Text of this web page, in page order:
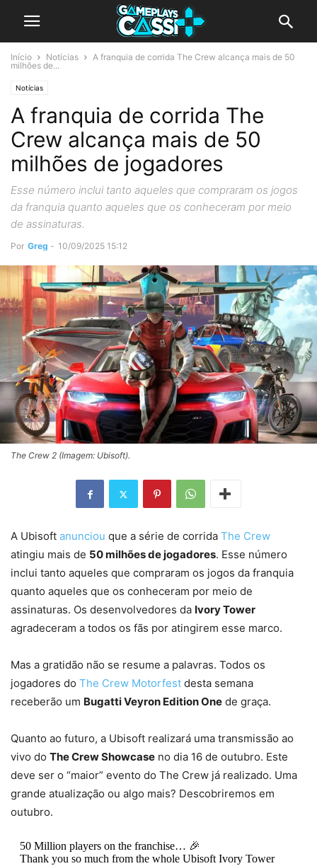
Início Notícias
A franquia de corrida The Crew alcança mais de 50
milhões de...
Notícias
A franquia de corrida The
Crew alcança mais de 50
milhões de jogadores
Esse número inclui tanto aqueles que compraram os jogos
da franquia quanto aqueles que os conheceram por meio
de assinaturas.
Por Greg - 10/09/2025 15:12
The Crew 2 (Imagem: Ubisoft).
A Ubisoft anunciou que a série de corrida The Crew
atingiu mais de 50 milhões de jogadores. Esse número
inclui tanto aqueles que compraram os jogos da franquia
quanto aqueles que os conheceram por meio de
assinaturas. Os desenvolvedores da Ivory Tower
agradeceram a todos os fãs por atingirem esse marco.
Mas a gratidão não se resume a palavras. Todos os
jogadores do The Crew Motorfest desta semana
receberão um Bugatti Veyron Edition One de graça.
Quanto ao futuro, a Ubisoft realizará uma transmissão ao
vivo do The Crew Showcase no dia 16 de outubro. Este
deve ser o “maior” evento do The Crew já realizado. Uma
grande atualização ou algo mais? Descobriremos em
outubro.
50 Million players on the franchise… 🎉
Thank you so much from the whole Ubisoft Ivory Tower